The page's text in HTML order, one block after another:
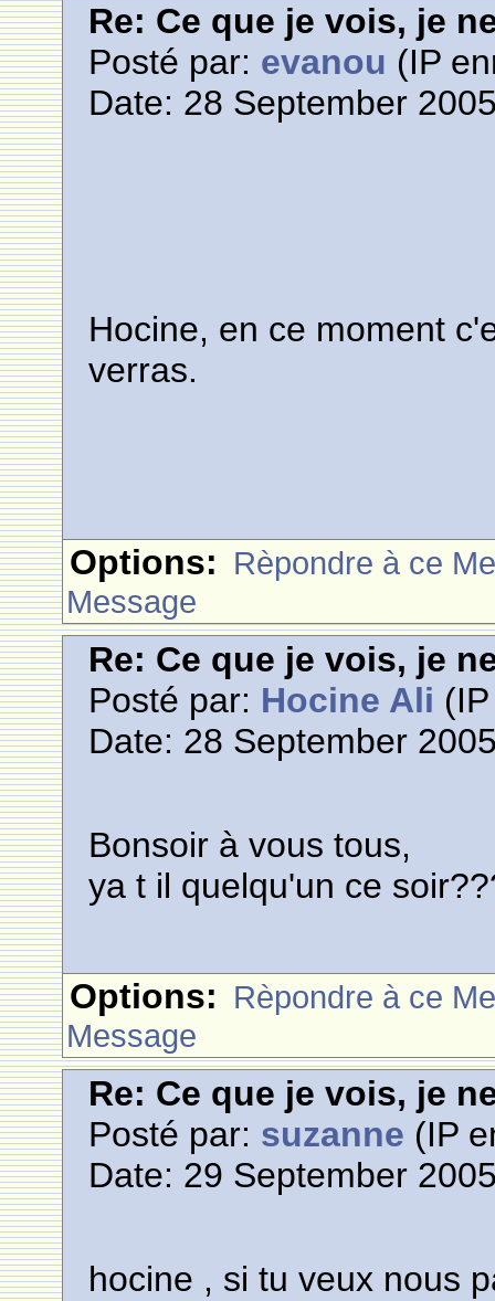
Re: Ce que je vois, je
Posté par: evanou (IP
Date: 28 September
Hocine, en ce moment
verras.
Options: Rèpondre à ce
Message
Re: Ce que je vois, je
Posté par: Hocine Ali
Date: 28 September
Bonsoir à vous tous,
ya t il quelqu'un ce
Options: Rèpondre à ce
Message
Re: Ce que je vois, je
Posté par: suzanne (IP
Date: 29 September
hocine , si tu veux nous